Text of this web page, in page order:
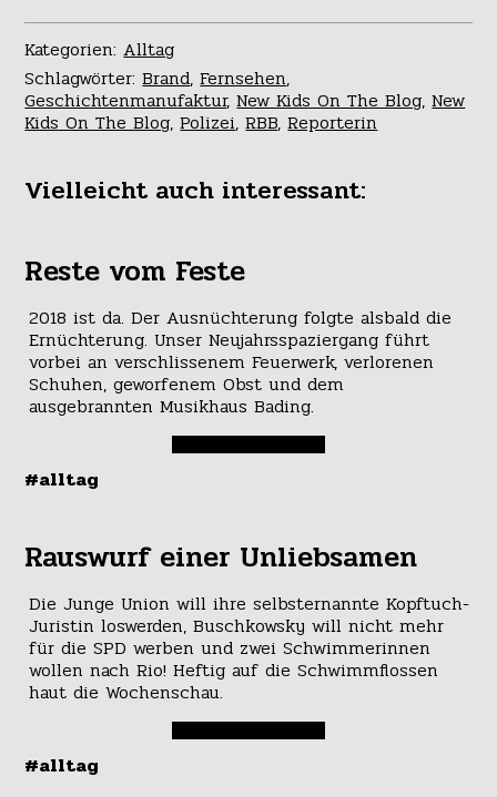
Kategorien:Alltag
Schlagwörter:Brand,Fernsehen,
Geschichtenmanufaktur,New Kids On The Blog,New
Kids On The Blog,Polizei,RBB,Reporterin
Vielleicht auch interessant:
Reste vom Feste
2018 ist da. Der Ausnüchterung folgte alsbald die
Ernüchterung. Unser Neujahrsspaziergang führt
vorbei an verschlissenem Feuerwerk, verlorenen
Schuhen, geworfenem Obst und dem
ausgebrannten Musikhaus Bading.
#alltag
Rauswurf einer Unliebsamen
Die Junge Union will ihre selbsternannte Kopftuch-
Juristin loswerden, Buschkowsky will nicht mehr
für die SPD werben und zwei Schwimmerinnen
wollen nach Rio! Heftig auf die Schwimmflossen
haut die Wochenschau.
#alltag